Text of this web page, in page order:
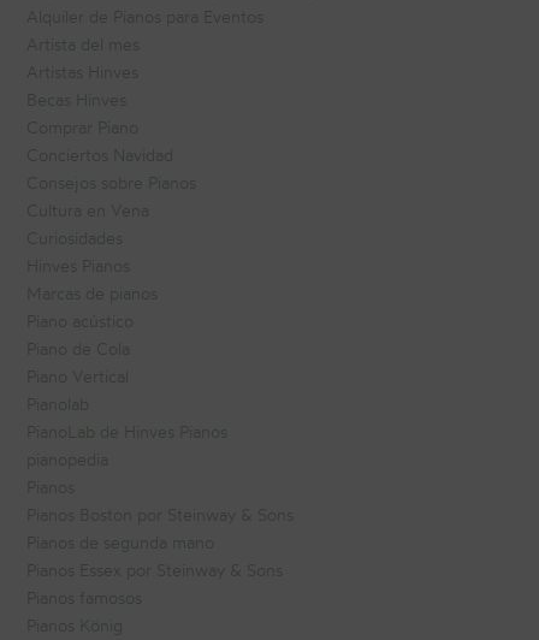
Alquiler de Pianos para Eventos
Artista del mes
Artistas Hinves
Becas Hinves
Comprar Piano
Conciertos Navidad
Consejos sobre Pianos
Cultura en Vena
Curiosidades
Hinves Pianos
Marcas de pianos
Piano acústico
Piano de Cola
Piano Vertical
Pianolab
PianoLab de Hinves Pianos
pianopedia
Pianos
Pianos Boston por Steinway & Sons
Pianos de segunda mano
Pianos Essex por Steinway & Sons
Pianos famosos
Pianos König